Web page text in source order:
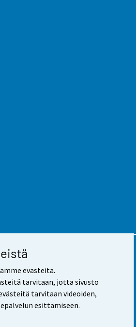
evästeitä.
tarvitaan, jotta sivusto
tarvitaan videoiden,
esittämiseen.